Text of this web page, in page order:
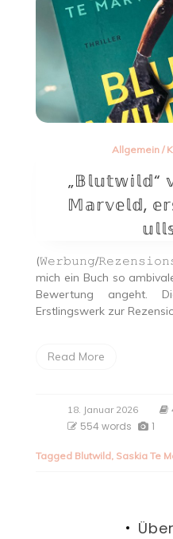
Allgemein /
„𝔹𝕝𝕦𝕥𝕨𝕚𝕝𝕕“
𝕄𝕒𝕣𝕧𝕖𝕝𝕕,
(𝚆𝚎𝚛𝚋𝚞𝚗𝚐/
mich ein Buch so
Bewertung angeht.
Erstlingswerk zur
Read More
18. Januar 2026
554 words
1
Tagged Blutwild, Saskia Te